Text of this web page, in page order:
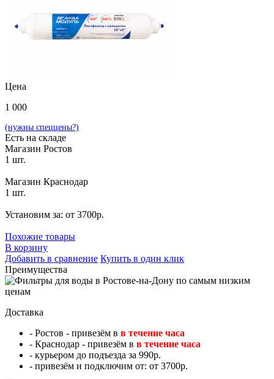
Цена
1 000
(нужны спеццены?)
Есть на складе
Магазин Ростов
1 шт.
Магазин Краснодар
1 шт.
Установим за: от 3700р.
Похожие товары
В корзину
Добавить в сравнение Купить в один клик
Преимущества
Доставка
- Ростов - привезём в в течение часа
- Краснодар - привезём в в течение часа
- курьером до подъезда за 990р.
- привезём и подключим от: от 3700р.